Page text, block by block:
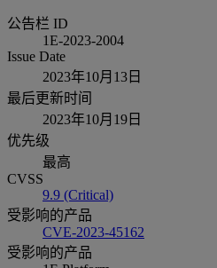
公告栏 ID
1E-2023-2004
Issue Date
2023年10月13日
最后更新时间
2023年10月19日
优先级
最高
CVSS
9.9 (Critical)
受影响的产品
CVE-2023-45162
受影响的产品